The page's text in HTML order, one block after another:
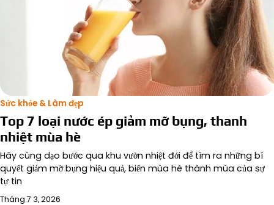
Sức khỏe & Làm đẹp
Top 7 loại nước ép giảm mỡ bụng, thanh
nhiệt mùa hè
Hãy cùng dạo bước qua khu vườn nhiệt đới để tìm ra những bí
quyết giảm mỡ bụng hiệu quả, biến mùa hè thành mùa của sự
tự tin
Tháng 7 3, 2026